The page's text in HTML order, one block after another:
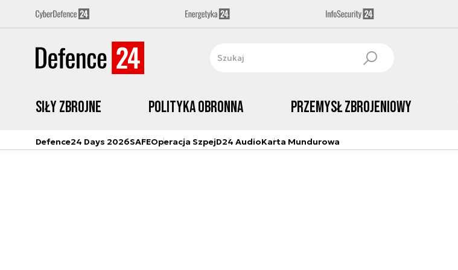
Siły zbrojne Polityka obronna Przemysł Zbrojeniowy
Defence24 Days 2026SAFEOperacja SzpejD24 AudioKarta Mundurowa